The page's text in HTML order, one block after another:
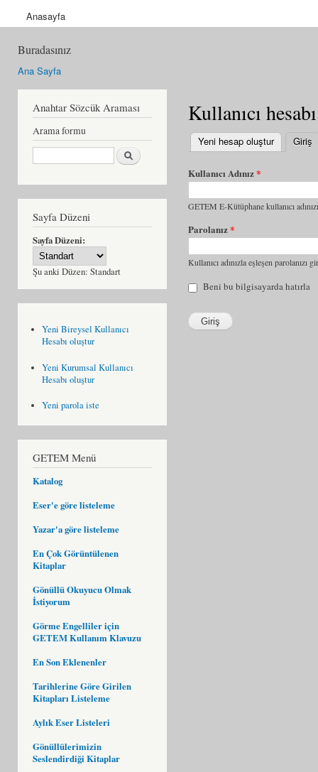
Anasayfa
Buradasınız
Ana Sayfa
Anahtar Sözcük Araması
Arama formu
Ara
Sayfa Düzeni
Sayfa Düzeni:
Şu anki Düzen: Standart
Yeni Bireysel Kullanıcı
Hesabı oluştur
Yeni Kurumsal Kullanıcı
Hesabı oluştur
Yeni parola iste
GETEM Menü
Katalog
Eser'e göre listeleme
Yazar'a göre listeleme
En Çok Görüntülenen
Kitaplar
Gönüllü Okuyucu Olmak
İstiyorum
Görme Engelliler için
GETEM Kullanım Klavuzu
En Son Eklenenler
Tarihlerine Göre Girilen
Kitapları Listeleme
Aylık Eser Listeleri
Gönüllülerimizin
Seslendirdiği Kitaplar
Kullanıcı hesabı
Yeni hesap oluştur Giriş
Kullanıcı Adınız*
GETEM E-Kütüphane kullanıcı
Parolanız*
Kullanıcı adınızla eşleşen parolanızı
Beni bu bilgisayarda hatırla